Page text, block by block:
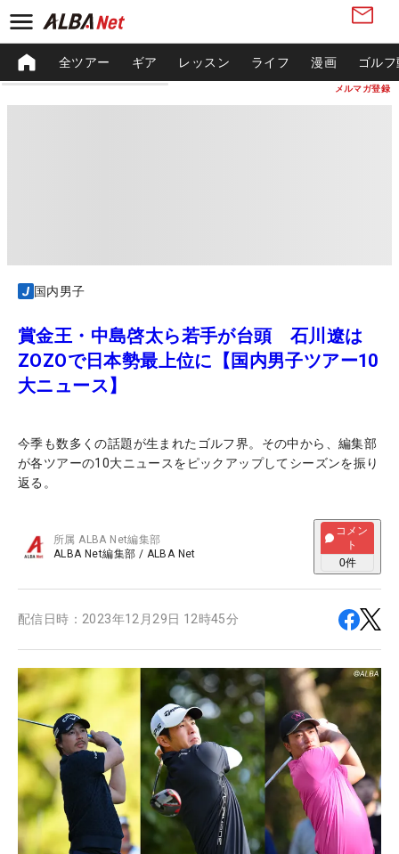
メルマガ登録
全ツアー ギア レッスン ライフ 漫画 ゴル
国内男子
賞金王・中島啓太ら若手が台頭 石川遼は
ZOZOで日本勢最上位に【国内男子ツアー10
大ニュース】
今季も数多くの話題が生まれたゴルフ界。その中から、編集部
が各ツアーの10大ニュースをピックアップしてシーズンを振り
返る。
所属ALBA Net編集部
ALBA Net編集部 / ALBA Net
コメン
ト
0件
配信日時： 2023年12月29日 12時45分